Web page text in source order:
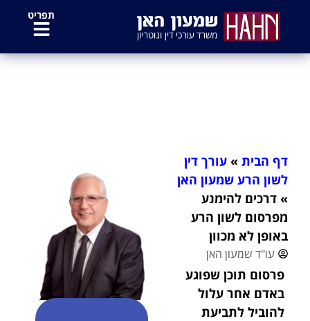
תפריט
דף הבית »עורך דין
לשון הרע שמעון האן
»דרכים להימנע
מפרסום לשון הרע
באופן לא מכוון
עו"ד שמעון האן
פרסום תוכן שפוגע
באדם אחר עלול
להוביל לתביעת